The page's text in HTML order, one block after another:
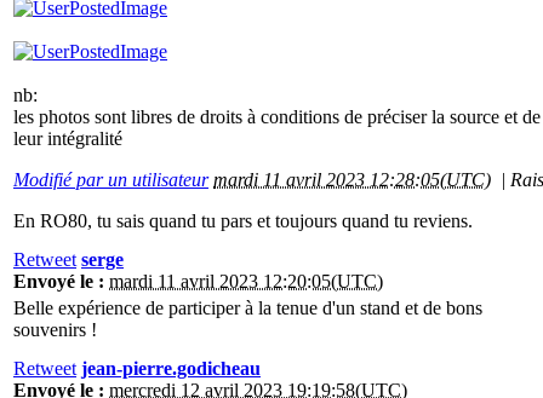
nb:
les photos sont libres de droits à conditions de préciser la source et
leur intégralité
Modifié par un utilisateur mardi 11 avril 2023 12:28:05(UTC) |
En RO80, tu sais quand tu pars et toujours quand tu reviens.
Retweet serge
Envoyé le : mardi 11 avril 2023 12:20:05(UTC)
Belle expérience de participer à la tenue d'un stand et de bons
souvenirs !
Retweet jean-pierre.godicheau
Envoyé le : mercredi 12 avril 2023 19:19:58(UTC)